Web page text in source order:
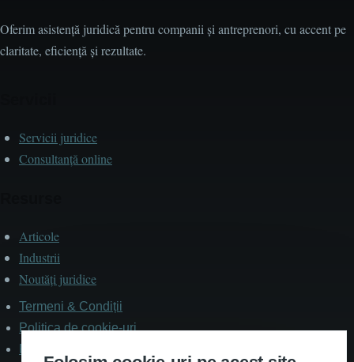
Oferim asistență juridică pentru companii și antreprenori, cu accent pe
claritate, eficiență și rezultate.
Servicii juridice
Consultanță online
Articole
Industrii
Noutăți juridice
Subsol
Termeni & Condiții
Politica de cookie-uri